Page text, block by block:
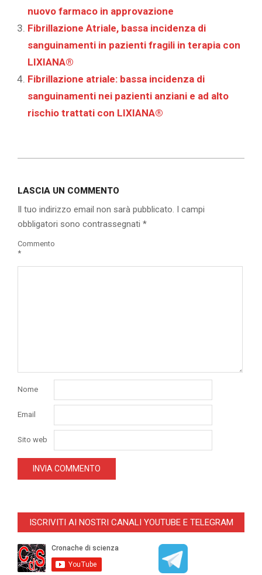
nuovo farmaco in approvazione
Fibrillazione Atriale, bassa incidenza di
sanguinamenti in pazienti fragili in terapia con
LIXIANA®
Fibrillazione atriale: bassa incidenza di
sanguinamenti nei pazienti anziani e ad alto
rischio trattati con LIXIANA®
14
LASCIA UN COMMENTO
Il tuo indirizzo email non sarà pubblicato. I campi
obbligatori sono contrassegnati *
Commento
*
Nome
Email
Sito web
ISCRIVITI AI NOSTRI CANALI YOUTUBE E TELEGRAM